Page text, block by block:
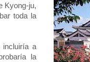
Kyong-ju,
toda la
incluiría a
la